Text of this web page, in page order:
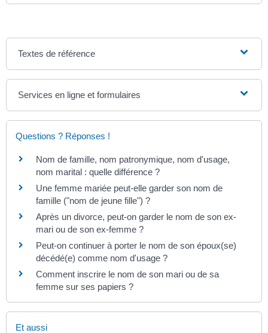
Textes de référence
Services en ligne et formulaires
Questions ? Réponses !
Nom de famille, nom patronymique, nom d'usage,
nom marital : quelle différence ?
Une femme mariée peut-elle garder son nom de
famille ("nom de jeune fille") ?
Après un divorce, peut-on garder le nom de son ex-
mari ou de son ex-femme ?
Peut-on continuer à porter le nom de son époux(se)
décédé(e) comme nom d'usage ?
Comment inscrire le nom de son mari ou de sa
femme sur ses papiers ?
Et aussi